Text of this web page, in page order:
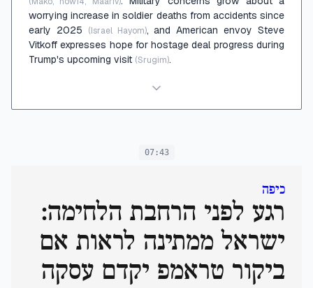
worrying increase in soldier deaths from accidents since
early 2025
(Israel Hayom), and American envoy Steve
Vitkoff expresses hope for hostage deal progress during
Trump's upcoming visit (Srugim).
07:43
כיפה
רגע לפני הרחבת הלחימה:
ישראל ממתינה לראות אם
ביקור טראמפ יקדם עסקה